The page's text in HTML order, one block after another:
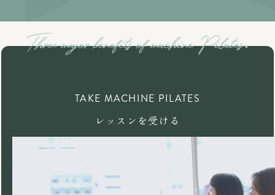
TAKE MACHINE PILATES
レッスンを受ける